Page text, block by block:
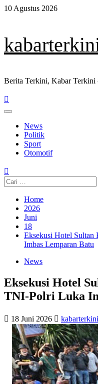
Skip
10 Agustus 2026
Berita Terkini, Kabar Terkini
Primary
News
Politik
Sport
Otomotif
Cari
untuk:
Home
2026
Juni
18
Eksekusi Hotel
Imbas Lemparan Batu
News
Eksekusi Hotel
TNI-Polri Luka
18 Juni 2026